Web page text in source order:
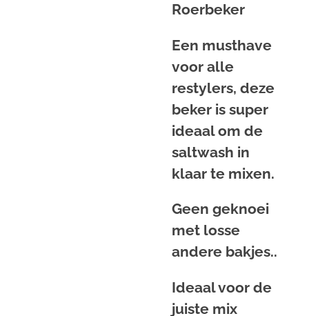
Roerbeker
Een musthave
voor alle
restylers, deze
beker is super
ideaal om de
saltwash in
klaar te mixen.
Geen geknoei
met losse
andere bakjes..
Ideaal voor de
juiste mix